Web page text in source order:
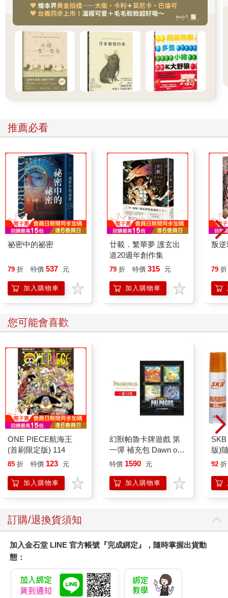
推薦必看
祕密中的祕密
79 折 特價 537 元
加入購物車
廿載．繁華夢 護玄出
道20週年創作集
79 折 特價 315 元
加入購物車
叛逆
79 折
您可能會喜歡
ONE PIECE航海王
(首刷限定版) 114
85 折 特價 123 元
加入購物車
幻獸帕魯卡牌遊戲 第
一彈 補充包 Dawn of
Palpagos（日文版一
特價 1590 元
加入購物車
版)
92 折
訂購/退換貨須知
加入金石堂 LINE 官方帳號『完成綁定』，隨時掌握出貨動
態：